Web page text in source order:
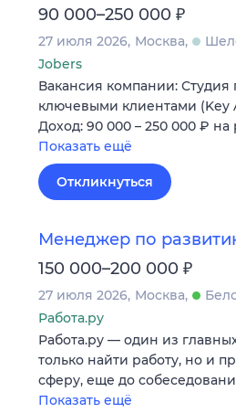
90 000–250 000 ₽
27 июля 2026 Москва
Jobers
Вакансия компании:
ключевыми клиентами (Key
Доход: 90 000 – 250 000 ₽
Показать ещё
Откликнуться
Менеджер по
150 000–200 000 ₽
27 июля 2026 Москва
Работа.ру
Работа.ру — один из
только найти работу, но и
сферу, еще до
Показать ещё